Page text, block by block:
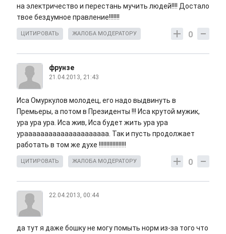
на электричество и перестань мучить людей!!!! Достало
твое бездумное правление!!!!!!!
0
ЦИТИРОВАТЬ ЖАЛОБА МОДЕРАТОРУ
фрунзе
21.04.2013, 21:43
Иса Омуркулов молодец, его надо выдвинуть в
Премьеры, а потом в Президенты !!! Иса крутой мужик,
ура ура ура. Иса жив, Иса будет жить ура ура
урааааааааааааааааааааа. Так и пусть продолжает
работать в том же духе !!!!!!!!!!!!!!!!!!
0
ЦИТИРОВАТЬ ЖАЛОБА МОДЕРАТОРУ
22.04.2013, 00:44
да тут я даже бошку не могу помыть норм из-за того что